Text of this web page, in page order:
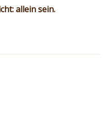
allein sein.